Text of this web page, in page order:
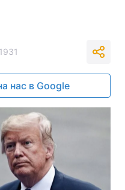
1931
нас в Google